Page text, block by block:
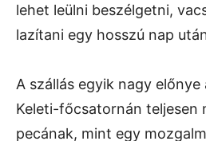
lehet leülni beszélgetni,
lazítani egy hosszú nap
A szállás egyik nagy előnye
Keleti-főcsatornán teljesen
pecának, mint egy